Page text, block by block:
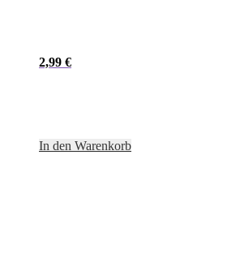
2,99 €
In den Warenkorb